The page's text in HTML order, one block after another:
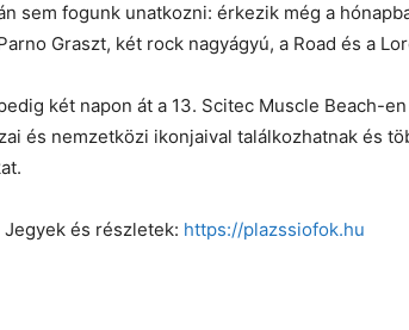
sem fogunk unatkozni: érkezik még a
Graszt, két rock nagyágyú, a Road és a
két napon át a 13. Scitec Muscle Beach-
és nemzetközi ikonjaival találkozhatnak és
és részletek: https://plazssiofok.hu